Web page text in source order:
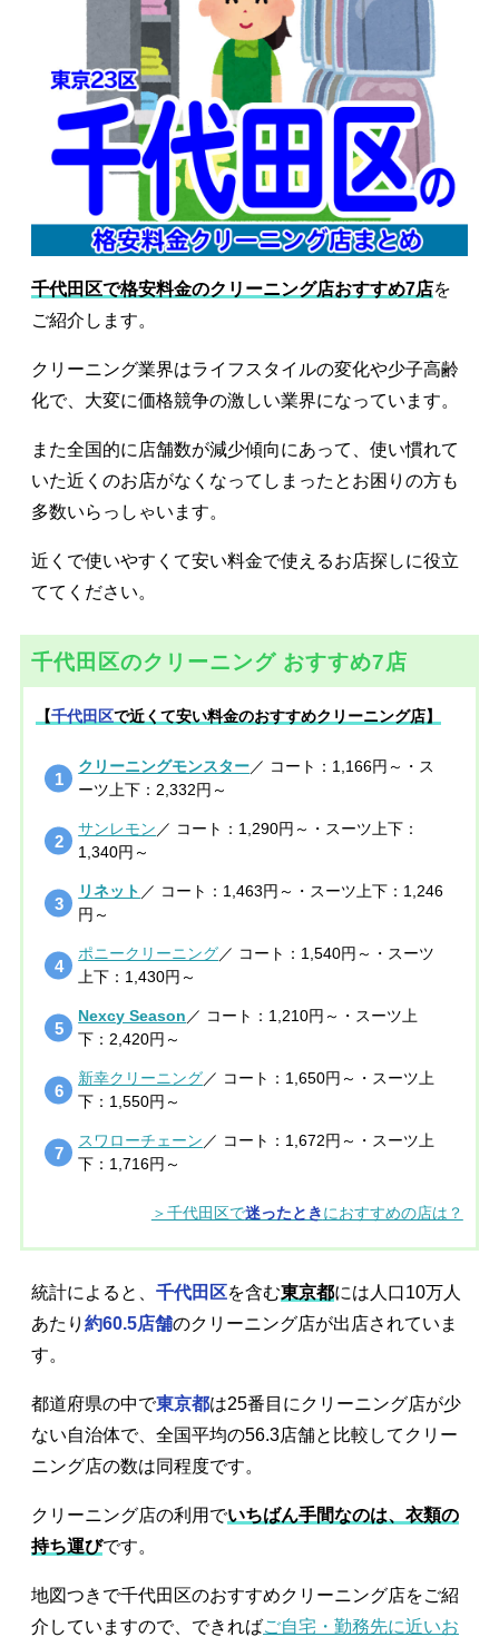
千代田区で格安料金のクリーニング店おすすめ7店を
ご紹介します。
クリーニング業界はライフスタイルの変化や少子高齢
化で、大変に価格競争の激しい業界になっています。
また全国的に店舗数が減少傾向にあって、使い慣れて
いた近くのお店がなくなってしまったとお困りの方も
多数いらっしゃいます。
近くで使いやすくて安い料金で使えるお店探しに役立
ててください。
千代田区のクリーニング おすすめ7店
【千代田区で近くて安い料金のおすすめクリーニング店】
クリーニングモンスター／ コート：1,166円～・ス
ーツ上下：2,332円～
サンレモン ／ コート：1,290円～・スーツ上下：
1,340円～
リネット ／ コート：1,463円～・スーツ上下：1,246
円～
ポニークリーニング／ コート：1,540円～・スーツ
上下：1,430円～
Nexcy Season ／ コート：1,210円～・スーツ上
下：2,420円～
新幸クリーニング／ コート：1,650円～・スーツ上
下：1,550円～
スワローチェーン ／ コート：1,672円～・スーツ上
下：1,716円～
＞千代田区で迷ったとき におすすめの店は？
統計によると、 千代田区を含む東京都には人口10万人
あたり 約60.5店舗のクリーニング店が出店されていま
す。
都道府県の中で東京都は25番目にクリーニング店が少
ない自治体で、全国平均の56.3店舗と比較してクリー
ニング店の数は同程度です。
クリーニング店の利用でいちばん手間なのは、衣類の
持ち運びです。
地図つきで千代田区のおすすめクリーニング店をご紹
介していますので、できればご自宅・勤務先に近いお